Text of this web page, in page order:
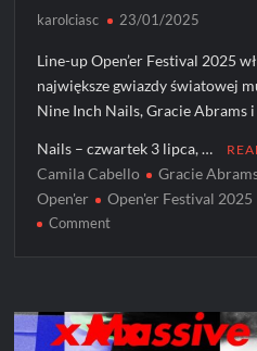
karolciasc 23/01/2025
Line-up Open’er Festival 2025
największe gwiazdy światowej
Nine Inch Nails, Gracie Abrams
Nails – czwartek 3 lipca, …
Camila Cabello Gracie
Open'er
Open'er Festival 2025
Commenton
Gracie
Abrams